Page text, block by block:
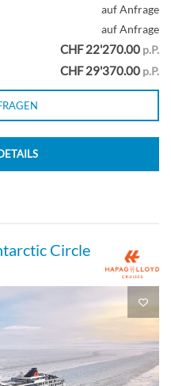
auf Anfrage
auf Anfrage
CHF 22'270.00 p.P.
CHF 29'370.00 p.P.
Circle